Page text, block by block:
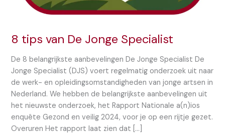
8 tips van De Jonge Specialist
De 8 belangrijkste aanbevelingen De Jonge Specialist De
Jonge Specialist (DJS) voert regelmatig onderzoek uit naar
de werk- en opleidingsomstandigheden van jonge artsen in
Nederland. We hebben de belangrijkste aanbevelingen uit
het nieuwste onderzoek, het Rapport Nationale a(n)ios
enquête Gezond en veilig 2024, voor je op een rijtje gezet.
Overuren Het rapport laat zien dat […]